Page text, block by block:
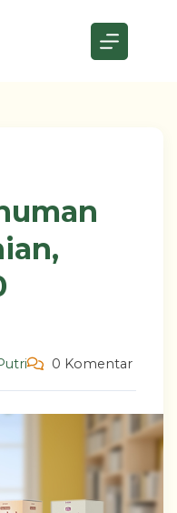
0 Komentar